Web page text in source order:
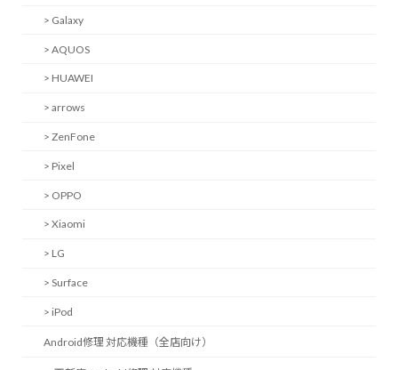
> Galaxy
> AQUOS
> HUAWEI
> arrows
> ZenFone
> Pixel
> OPPO
> Xiaomi
> LG
> Surface
> iPod
Android修理 対応機種（全店向け）